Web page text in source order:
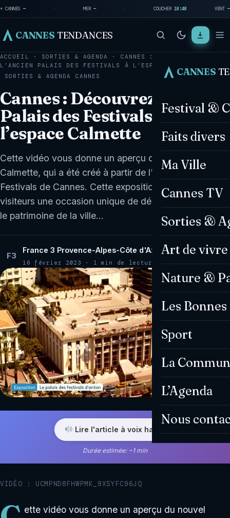
☀ CANNES — · MER— · COUCHER18:48 VENT —
CANNES TENDANCES
CANNES
Festival &
Faits divers
Ma Ville
Cannes TV
Sorties &
Art de vivre
Nature &
Les
Sport
La
L’Agenda
Nous
ACCUEIL · SORTIES & AGENDA · CANNES : DÉCOUVREZ
L’ANCIEN PALAIS DES FESTIVALS À L’ESPACE CALMETTE
SORTIES & AGENDA
CANNES
Cannes : Découvrez l’ancien
Palais des Festivals à
l’espace Calmette
Cette vidéo vous donne un aperçu du nouvel espace
Calmette, qui a été créé à partir de l'ancien Palais des
Festivals de Cannes. Cette exposition offre aux
visiteurs une occasion unique de découvrir l'histoire et
le patrimoine de la ville…
F3
France 3 Provence-Alpes-Côte d'Azur
16 février 2023 · 1 min de lecture
Lire l'article à voix haute
Durée estimée: ~1 min
VIDÉO : UCMPND8FHWPMK_9XSYFC96JQ
ette vidéo vous donne un aperçu du nouvel